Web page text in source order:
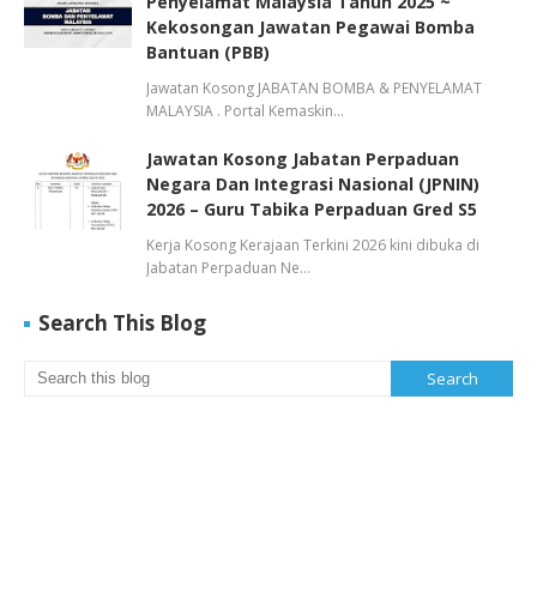
Kekosongan Jawatan Pegawai Bomba
Bantuan (PBB)
Jawatan Kosong JABATAN BOMBA & PENYELAMAT
MALAYSIA . Portal Kemaskin…
Jawatan Kosong Jabatan Perpaduan
Negara Dan Integrasi Nasional (JPNIN)
2026 – Guru Tabika Perpaduan Gred S5
Kerja Kosong Kerajaan Terkini 2026 kini dibuka di
Jabatan Perpaduan Ne…
Search This Blog